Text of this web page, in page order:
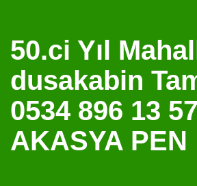
50.ci Yıl
dusakabin
0534 896 13 57
AKASYA PEN